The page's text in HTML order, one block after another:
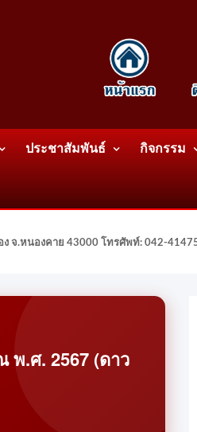
ประชาสัมพันธ์ กิจกรรม
จ.หนองคาย 43000 โทรศัพท์: 042-
พ.ศ. 2567 (ดาว